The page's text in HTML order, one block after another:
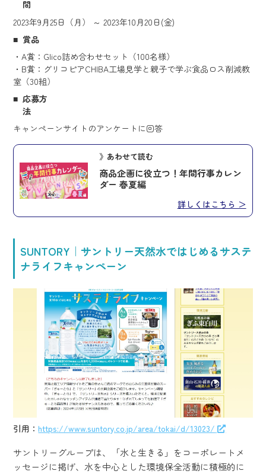
間
2023年9月25日（月） ～ 2023年10月20日(金)
賞品
・A賞：Glico詰め合わせセット（100名様）
・B賞：グリコピアCHIBA工場見学と親子で学ぶ食品ロス削減教
室（30組）
応募方
法
キャンペーンサイトのアンケートに回答
》あわせて読む
商品企画に役立つ！年間行事カレン
ダー 春夏編
詳しくはこちら ＞
SUNTORY｜サントリー天然水ではじめるサステ
ナライフキャンペーン
引用：https://www.suntory.co.jp/area/tokai/d/13023/
サントリーグループは、「水と生きる」をコーポレートメ
ッセージに掲げ、水を中心とした環境保全活動に積極的に